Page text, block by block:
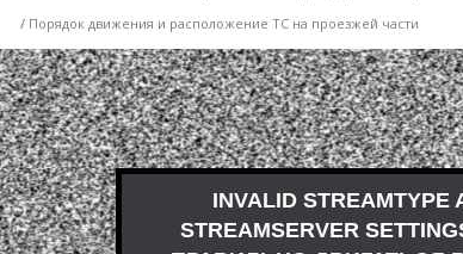
Порядок движения и расположение ТС на проезжей части